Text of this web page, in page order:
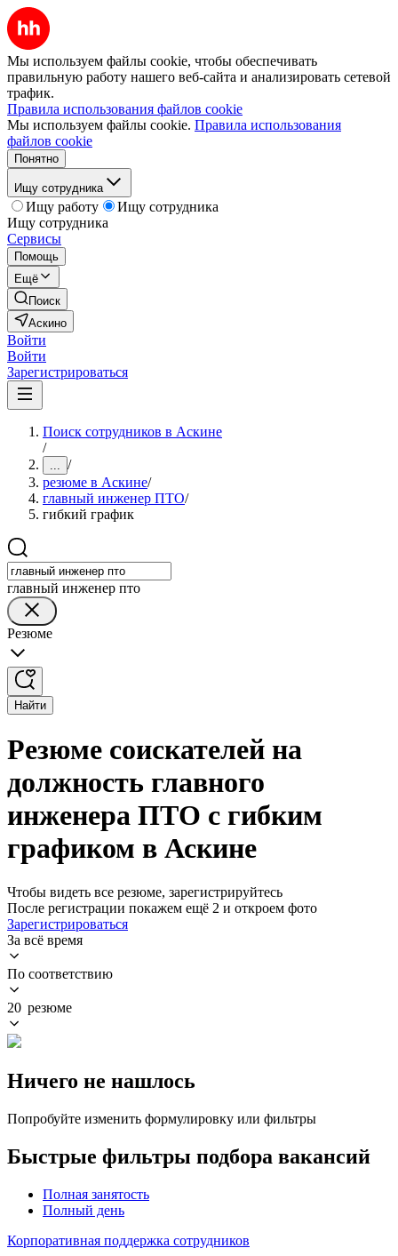
Мы используем файлы cookie, чтобы обеспечивать
правильную работу нашего веб-сайта и анализировать сетевой
трафик.
Правила использования файлов cookie
Мы используем файлы cookie. Правила использования
файлов cookie
Понятно
Ищу сотрудника
Ищу работу
Ищу сотрудника
Ищу сотрудника
Сервисы
Помощь
Ещё
Поиск
Аскино
Войти
Войти
Зарегистрироваться
Поиск сотрудников в Аскине
/
... /
резюме в Аскине/
главный инженер ПТО/
гибкий график
главный инженер пто
Резюме
Найти
Резюме соискателей на
должность главного
инженера ПТО с гибким
графиком в Аскине
Чтобы видеть все резюме, зарегистрируйтесь
После регистрации покажем ещё 2 и откроем фото
Зарегистрироваться
За всё время
По соответствию
20 резюме
Ничего не нашлось
Попробуйте изменить формулировку или фильтры
Быстрые фильтры подбора вакансий
Полная занятость
Полный день
Корпоративная поддержка сотрудников